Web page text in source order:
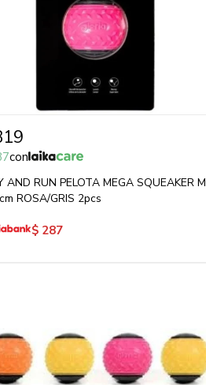
con
AND RUN PELOTA MEGA SQUEAKER M
ROSA/GRIS 2pcs
$ 287